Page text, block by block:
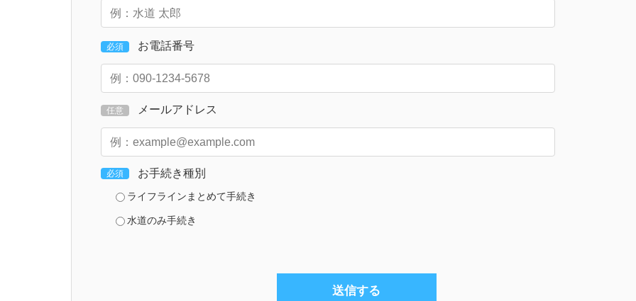
必須 お電話番号
任意 メールアドレス
必須 お手続き種別
ライフラインまとめて手続き
水道のみ手続き